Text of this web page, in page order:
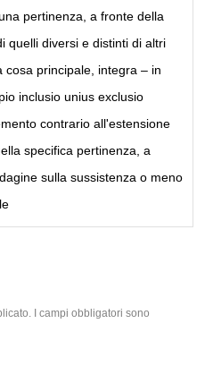
pertinenza, a fronte della
quelli diversi e distinti di altri
cosa principale, integra – in
inclusio unius exclusio
contrario all'estensione
specifica pertinenza, a
sulla sussistenza o meno
I campi obbligatori sono